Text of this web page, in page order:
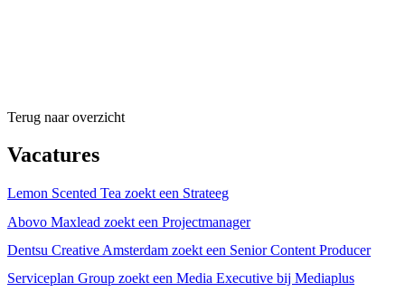
Terug naar overzicht
Vacatures
Lemon Scented Tea zoekt een Strateeg
Abovo Maxlead zoekt een Projectmanager
Dentsu Creative Amsterdam zoekt een Senior Content Producer
Serviceplan Group zoekt een Media Executive bij Mediaplus